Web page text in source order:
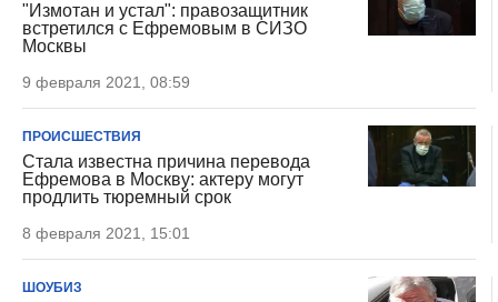
"Измотан и устал": правозащитник
встретился с Ефремовым в СИЗО
Москвы
9 февраля 2021, 08:59
ПРОИСШЕСТВИЯ
Стала известна причина перевода
Ефремова в Москву: актеру могут
продлить тюремный срок
8 февраля 2021, 15:01
ШОУБИЗ